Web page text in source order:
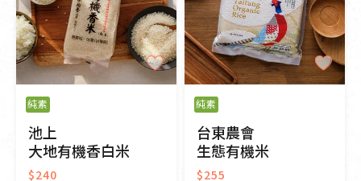
純素
池上
大地有機香白米
$240
純素
台東農會
生態有機米
$255